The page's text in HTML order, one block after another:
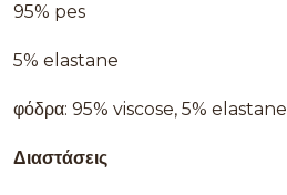
95% pes
5% elastane
φόδρα: 95% viscose, 5% elastane
Διαστάσεις